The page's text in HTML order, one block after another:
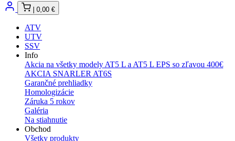
0,00 €
ATV
UTV
SSV
Info
Akcia na všetky modely AT5 L a AT5 L EPS so zľavou 400€
AKCIA SNARLER AT6S
Garančné prehliadky
Homologizácie
Záruka 5 rokov
Galéria
Na stiahnutie
Obchod
Všetky produkty